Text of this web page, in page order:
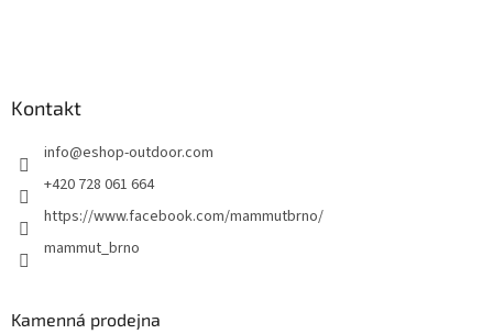
Kontakt
info@eshop-outdoor.com
+420 728 061 664
https://www.facebook.com/mammutbrno/
mammut_brno
Kamenná prodejna